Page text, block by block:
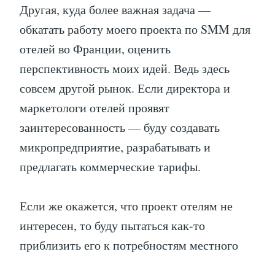
Другая, куда более важная задача —
обкатать работу моего проекта по SMM для
отелей во Франции, оценить
перспективность моих идей. Ведь здесь
совсем другой рынок. Если директора и
маркетологи отелей проявят
заинтересованность — буду создавать
микропредприятие, разрабатывать и
предлагать коммерческие тарифы.
Если же окажется, что проект отелям не
интересен, то буду пытаться как-то
приблизить его к потребностям местного